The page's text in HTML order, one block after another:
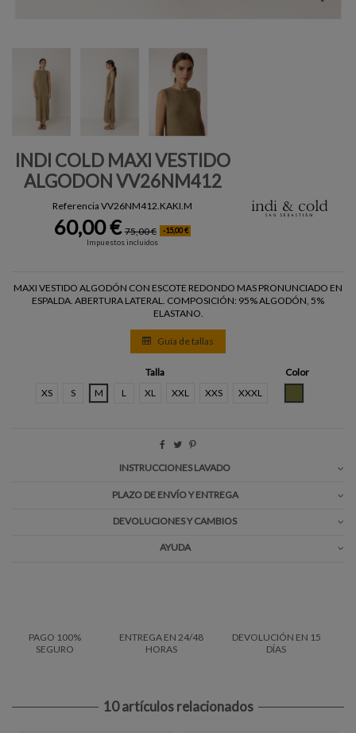
INDI COLD MAXI VESTIDO
ALGODON VV26NM412
Referencia VV26NM412.KAKI.M
60,00 € 75,00 €
-15,00 €
Impuestos incluidos
MAXI VESTIDO ALGODÓN CON ESCOTE REDONDO MAS PRONUNCIADO EN
ESPALDA. ABERTURA LATERAL. COMPOSICIÓN: 95% ALGODÓN, 5%
ELASTANO.
Guía de tallas
Talla
XS
S M L XL XXL XXS XXXL
Color
INSTRUCCIONES LAVADO
PLAZO DE ENVÍO Y ENTREGA
DEVOLUCIONES Y CAMBIOS
AYUDA
PAGO 100%
SEGURO
ENTREGA EN 24/48
HORAS
DEVOLUCIÓN EN 15
DÍAS
10 artículos relacionados